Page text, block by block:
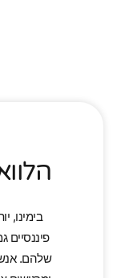
בימינו,
פיננסיים
שלהם.